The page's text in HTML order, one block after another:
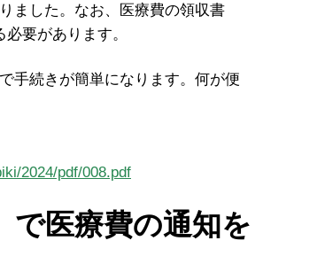
ました。なお、医療費の領収書
要があります。
手続きが簡単になります。何が便
2024/pdf/008.pdf
で医療費の通知を